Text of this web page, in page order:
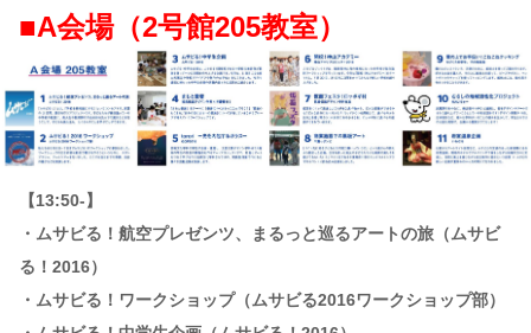
■A会場（2号館205教室）
【13:50-】
・ムサビる！航空プレゼンツ、まるっと巡るアートの旅（ムサビ
る！2016）
・ムサビる！ワークショップ（ムサビる2016ワークショップ部）